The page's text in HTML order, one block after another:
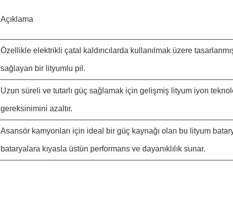
Açıklama
Özellikle elektrikli çatal kaldırıcılarda kullanılmak üzere
sağlayan bir lityumlu pil.
Uzun süreli ve tutarlı güç sağlamak için gelişmiş lityum iyon
gereksinimini azaltır.
Asansör kamyonları için ideal bir güç kaynağı olan bu lityum
bataryalara kıyasla üstün performans ve dayanıklılık sunar.